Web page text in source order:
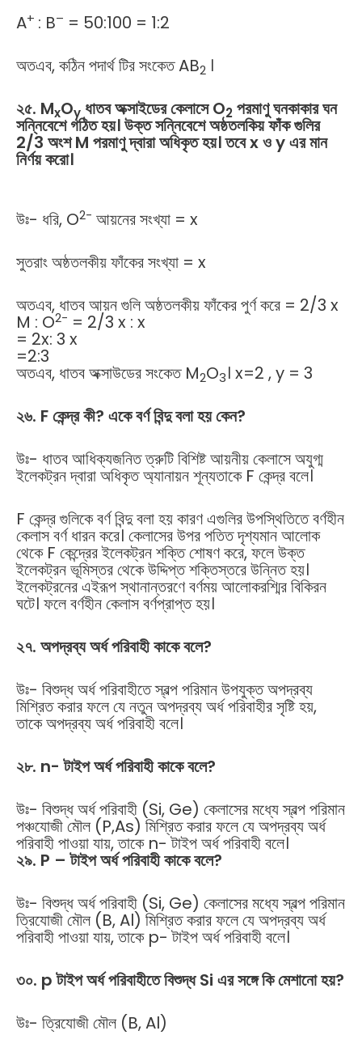
A+ : B– = 50:100 = 1:2
অতএব, কঠিন পদার্থ টির সংকেত AB2 ।
২৫. MxOy ধাতবঅক্সাইডেরকেলাসেO2 পরমাণুঘনকাকারঘন
সন্নিবেশে গঠিতহয়।উক্তসন্নিবেশেঅষ্ঠতলকিয়ফাঁকগুলির
2/3 অংশM পরমাণুদ্বারাঅধিকৃতহয়।তবেxওyএরমান
নির্ণয়করো।
উঃ- ধরি, O2- আয়নের সংখ্যা = x
সুতরাং অষ্ঠতলকীয় ফাঁকের সংখ্যা = x
অতএব, ধাতব আয়ন গুলি অষ্ঠতলকীয় ফাঁকের পুর্ণ করে = 2/3 x
M : O2- = 2/3 x : x
= 2x: 3 x
=2:3
অতএব, ধাতব অক্সাউডের সংকেত M2O3। x=2 , y = 3
২৬. F কেন্দ্র কী? একে বর্ণ বিন্দু বলা হয় কেন?
উঃ- ধাতব আধিক্যজনিত ত্রুটি বিশিষ্ট আয়নীয় কেলাসে অযুগ্ম
ইলেকট্রন দ্বারা অধিকৃত অ্যানায়ন শূন্যতাকে F কেন্দ্র বলে।
F কেন্দ্র গুলিকে বর্ণ বিন্দু বলা হয় কারণ এগুলির উপস্থিতিতে বর্ণহীন
কেলাস বর্ণ ধারন করে। কেলাসের উপর পতিত দৃশ্যমান আলোক
থেকে F কেন্দ্রের ইলেকট্রন শক্তি শোষণ করে, ফলে উক্ত
ইলেকট্রন ভূমিস্তর থেকে উদ্দিপ্ত শক্তিস্তরে উন্নিত হয়।
ইলেকট্রনের এইরূপ স্থানান্তরণে বর্ণময় আলোকরশ্মির বিকিরন
ঘটে। ফলে বর্ণহীন কেলাস বর্ণপ্রাপ্ত হয়।
২৭. অপদ্রব্যঅর্ধপরিবাহীকাকেবলে?
উঃ- বিশুদ্ধ অর্ধ পরিবাহীতে স্বল্প পরিমান উপযুক্ত অপদ্রব্য
মিশ্রিত করার ফলে যে নতুন অপদ্রব্য অর্ধ পরিবাহীর সৃষ্টি হয়,
তাকে অপদ্রব্য অর্ধ পরিবাহী বলে।
২৮. n-টাইপঅর্ধপরিবাহীকাকেবলে?
উঃ- বিশুদ্ধ অর্ধ পরিবাহী (Si, Ge) কেলাসের মধ্যে স্বল্প পরিমান
পঞ্চযোজী মৌল (P,As) মিশ্রিত করার ফলে যে অপদ্রব্য অর্ধ
পরিবাহী পাওয়া যায়, তাকে n- টাইপ অর্ধ পরিবাহী বলে।
২৯. P –টাইপঅর্ধপরিবাহীকাকেবলে?
উঃ- বিশুদ্ধ অর্ধ পরিবাহী (Si, Ge) কেলাসের মধ্যে স্বল্প পরিমান
ত্রিযোজী মৌল (B, Al) মিশ্রিত করার ফলে যে অপদ্রব্য অর্ধ
পরিবাহী পাওয়া যায়, তাকে p- টাইপ অর্ধ পরিবাহী বলে।
৩০. pটাইপঅর্ধপরিবাহীতেবিশুদ্ধSi এরসঙ্গেকিমেশানোহয়?
উঃ- ত্রিযোজী মৌল (B, Al)